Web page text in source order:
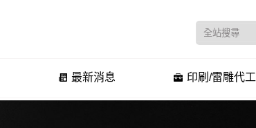
最新消息 印刷/雷雕代工